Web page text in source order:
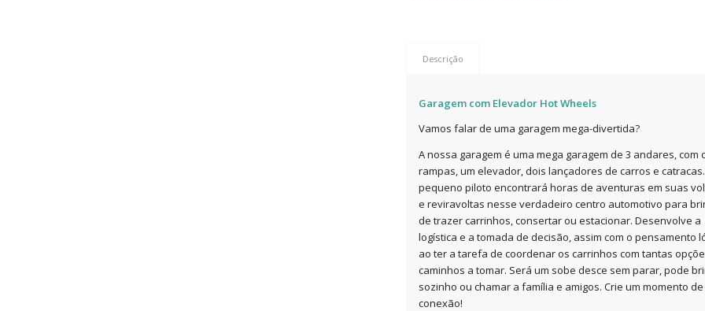
Descrição
Garagem com Elevador Hot Wheels
Vamos falar de uma garagem mega-divertida?
A nossa garagem é uma mega garagem de 3 andares, com
rampas, um elevador, dois lançadores de carros e
pequeno piloto encontrará horas de aventuras em suas
e reviravoltas nesse verdadeiro centro automotivo para
de trazer carrinhos, consertar ou estacionar. Desenvolve a
logística e a tomada de decisão, assim com o pensamento
ao ter a tarefa de coordenar os carrinhos com tantas
caminhos a tomar. Será um sobe desce sem parar, pode
sozinho ou chamar a família e amigos. Crie um momento de
conexão!